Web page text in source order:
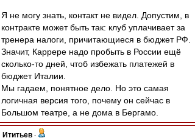
Я не могу знать, контакт не видел. Допустим, в
контракте может быть так: клуб уплачивает за
тренера налоги, причитающиеся в бюджет РФ.
Значит, Каррере надо пробыть в России ещё
сколько-то дней, чтоб избежать платежей в
бюджет Италии.
Мы гадаем, понятное дело. Но это самая
логичная версия того, почему он сейчас в
Большом театре, а не дома в Бергамо.
Ититьев -